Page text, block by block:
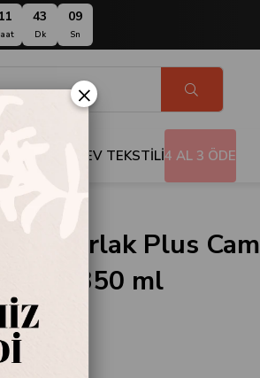
11 43
Dk
08
Sn
EV TEKSTİLİ4 AL 3 ÖDE
Yuvarlak Plus Cam
Kabı 350 ml
×